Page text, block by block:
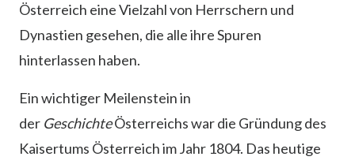
Österreich eine Vielzahl von Herrschern und
Dynastien gesehen, die alle ihre Spuren
hinterlassen haben.
Ein wichtiger Meilenstein in
der GeschichteÖsterreichs war die Gründung des
Kaisertums Österreich im Jahr 1804. Das heutige